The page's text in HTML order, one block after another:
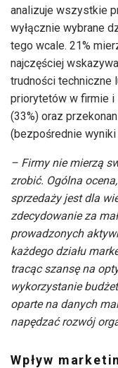
analizuje wszystkie
wyłącznie wybrane
tego wcale. 21%
najczęściej
trudności techniczne
priorytetów w firmie i
(33%) oraz
(bezpośrednie
– Firmy nie mierzą
zrobić. Ogólna
sprzedaży jest dla
zdecydowanie za
prowadzonych
każdego działu
tracąc szansę na
wykorzystanie
oparte na danych
napędzać rozwój
Wpływ